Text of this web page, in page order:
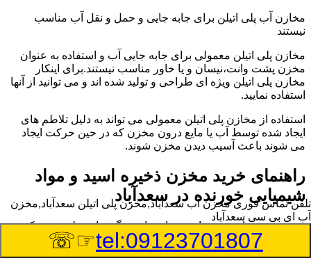
مخازن آب پلی اتیلن برای جابه جایی و حمل و نقل آب مناسب
نیستند
مخازن پلی اتیلن معمولی برای جابه جایی آب و استفاده به عنوان
مخزن پشت وانت،نیسان و یا خاور مناسب نیستند.برای اینکار
مخازن پلی اتیلن ویژه ای طراحی و تولید شده اند و می توانید از آنها
استفاده نمایید.
استفاده از مخازن پلی اتیلن معمولی می تواند به دلیل تلاطم های
ایجاد شده توسط آب یا مایع درون مخزن که در حین حرکت ایجاد
می شوند باعث آسیب دیدن مخزن شوند.
راهنمای خرید مخزن ذخیره اسید و مواد
شیمیایی خورنده در سعدآباد
مخزن ذخیره اسید و مواد شیمیایی باید به گونه ای تولید شوند که
بتوانند در برابر چگالی نسبتا بالا و خورندگی انواع اسیدها مقاومت
کافی داشته باشند.به همین دلیل نمی توان در هر مخزنی اسید و مواد
تلفن تماس فوریمخزن آب سعدآباد,مخزن پلی اتیلن سعدآباد,مخزن
آب ای بی سی سعدآباد
tel:09123701807
☞☏